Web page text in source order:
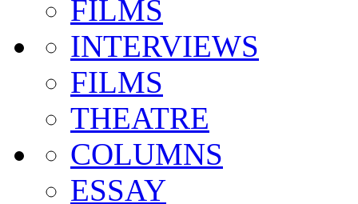
FILMS
INTERVIEWS
FILMS
THEATRE
COLUMNS
ESSAY